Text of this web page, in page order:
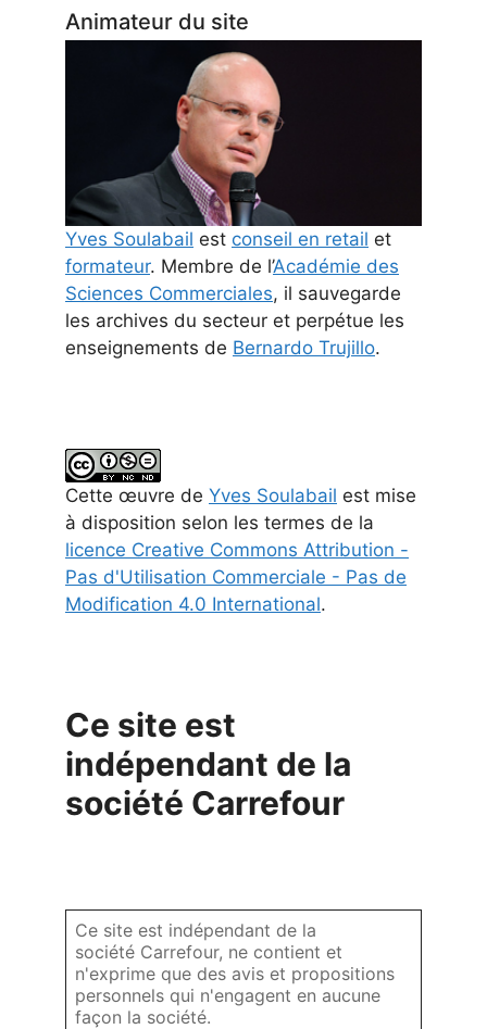
Animateur du site
Yves Soulabail est conseil en retail et
formateur. Membre de l’Académie des
Sciences Commerciales, il sauvegarde
les archives du secteur et perpétue les
enseignements de Bernardo Trujillo.
Cette œuvre de Yves Soulabail est mise
à disposition selon les termes de la
licence Creative Commons Attribution -
Pas d'Utilisation Commerciale - Pas de
Modification 4.0 International.
Ce site est
indépendant de la
société Carrefour
Ce site est indépendant de la
société Carrefour, ne contient et
n'exprime que des avis et propositions
personnels qui n'engagent en aucune
façon la société.